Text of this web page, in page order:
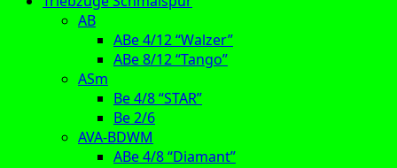
AB
ABe 4/12 “Walzer”
ABe 8/12 “Tango”
ASm
Be 4/8 “STAR”
Be 2/6
AVA-BDWM
ABe 4/8 “Diamant”